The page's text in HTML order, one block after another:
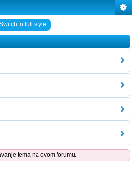
Switch to full style
tema na ovom forumu.